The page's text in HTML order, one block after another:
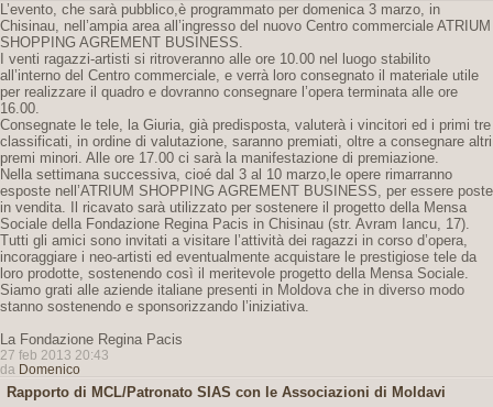
L’evento, che sarà pubblico,è programmato per domenica 3 marzo, in
Chisinau, nell’ampia area all’ingresso del nuovo Centro commerciale ATRIUM
SHOPPING AGREMENT BUSINESS.
I venti ragazzi-artisti si ritroveranno alle ore 10.00 nel luogo stabilito
all’interno del Centro commerciale, e verrà loro consegnato il materiale utile
per realizzare il quadro e dovranno consegnare l’opera terminata alle ore
16.00.
Consegnate le tele, la Giuria, già predisposta, valuterà i vincitori ed i primi tre
classificati, in ordine di valutazione, saranno premiati, oltre a consegnare altri
premi minori. Alle ore 17.00 ci sarà la manifestazione di premiazione.
Nella settimana successiva, cioé dal 3 al 10 marzo,le opere rimarranno
esposte nell’ATRIUM SHOPPING AGREMENT BUSINESS, per essere poste
in vendita. Il ricavato sarà utilizzato per sostenere il progetto della Mensa
Sociale della Fondazione Regina Pacis in Chisinau (str. Avram Iancu, 17).
Tutti gli amici sono invitati a visitare l’attività dei ragazzi in corso d’opera,
incoraggiare i neo-artisti ed eventualmente acquistare le prestigiose tele da
loro prodotte, sostenendo così il meritevole progetto della Mensa Sociale.
Siamo grati alle aziende italiane presenti in Moldova che in diverso modo
stanno sostenendo e sponsorizzando l’iniziativa.
La Fondazione Regina Pacis
27 feb 2013 20:43
da Domenico
Rapporto di MCL/Patronato SIAS con le Associazioni di Moldavi